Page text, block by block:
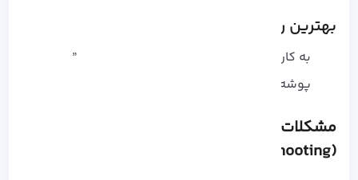
بهترین روش امنیتی
به کاربران خاص دسترسی بده، نه “Everyone”
پوشه‌ های حساس رو Share نکن
مشکلات رایج + راه‌ حل سریع
(Troubleshooting)